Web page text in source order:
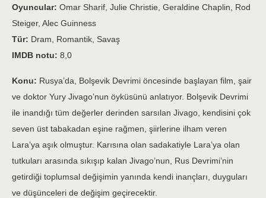
Oyuncular: Omar Sharif, Julie Christie, Geraldine Chaplin, Rod
Steiger, Alec Guinness
Tür: Dram, Romantik, Savaş
IMDB notu: 8,0
Konu: Rusya’da, Bolşevik Devrimi öncesinde başlayan film, şair
ve doktor Yury Jivago’nun öyküsünü anlatıyor. Bolşevik Devrimi
ile inandığı tüm değerler derinden sarsılan Jivago, kendisini çok
seven üst tabakadan eşine rağmen, şiirlerine ilham veren
Lara’ya aşık olmuştur. Karısına olan sadakatiyle Lara’ya olan
tutkuları arasında sıkışıp kalan Jivago’nun, Rus Devrimi’nin
getirdiği toplumsal değişimin yanında kendi inançları, duyguları
ve düşünceleri de değişim geçirecektir.